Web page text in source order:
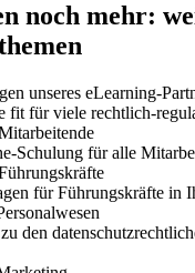
noch mehr:
unseres eLearning-
fit für viele rechtlich-
Schulung für alle
für Führungskräfte in
den